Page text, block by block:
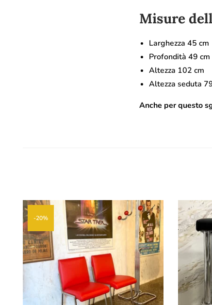
Misure
Larghezza 45 cm
Profondità 49 cm
Altezza 102 cm
Altezza seduta
Anche per questo
-20%